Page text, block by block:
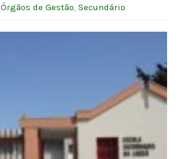
Órgãos de Gestão Secundário